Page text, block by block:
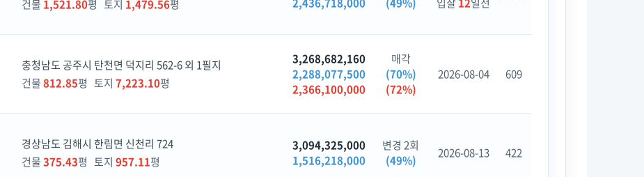
건물 1,521.80평 토지 1,479.56평
충청남도 공주시 탄천면 덕지리 562-6 외 1필지
건물812.85평 토지 7,223.10평
3,268,682,160
2,288,077,500
2,366,100,000
매각
(70%)
(72%)
2026-08-04 609
경상남도 김해시 한림면 신천리 724
건물375.43평 토지 957.11평
3,094,325,000
1,516,218,000
변경 2회
(49%)
2026-08-13 422